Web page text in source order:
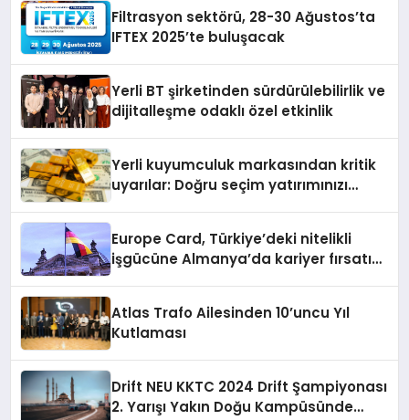
Filtrasyon sektörü, 28-30 Ağustos’ta
IFTEX 2025’te buluşacak
Yerli BT şirketinden sürdürülebilirlik ve
dijitalleşme odaklı özel etkinlik
Yerli kuyumculuk markasından kritik
uyarılar: Doğru seçim yatırımınızı
Europe Card, Türkiye’deki nitelikli
işgücüne Almanya’da kariyer fırsatı
Atlas Trafo Ailesinden 10’uncu Yıl
Kutlaması
Drift NEU KKTC 2024 Drift Şampiyonası
2. Yarışı Yakın Doğu Kampüsünde